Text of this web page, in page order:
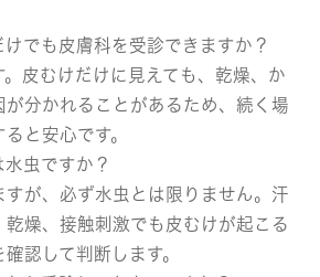
でも皮膚科を受診できますか？
。皮むけだけに見えても、乾燥、か
が分かれることがあるため、続く場
と安心です。
虫ですか？
すが、必ず水虫とは限りません。汗
乾燥、接触刺激でも皮むけが起こる
認して判断します。